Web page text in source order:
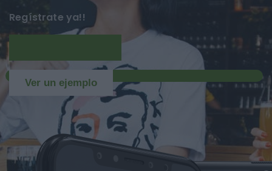
Regístrate ya!!
Ver un ejemplo